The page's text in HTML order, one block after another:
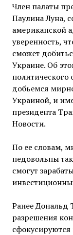
Член палаты
Паулина Луна,
американской
уверенность,
сможет
Украине. Об
политического
добьемся
Украиной, и
президента
Новости.
По ее словам,
недовольны
смогут
Ранее Дональд
разрешения